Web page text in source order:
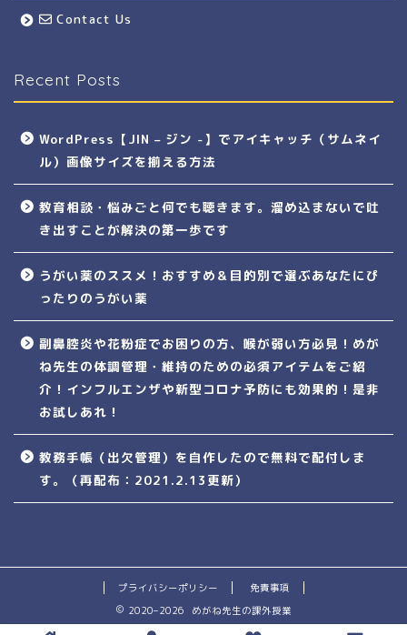
Contact Us
Recent Posts
WordPress【JIN – ジン -】でアイキャッチ（サムネイ
ル）画像サイズを揃える方法
教育相談・悩みごと何でも聴きます。溜め込まないで吐
き出すことが解決の第一歩です
うがい薬のススメ！おすすめ＆目的別で選ぶあなたにぴ
ったりのうがい薬
副鼻腔炎や花粉症でお困りの方、喉が弱い方必見！めが
ね先生の体調管理・維持のための必須アイテムをご紹
介！インフルエンザや新型コロナ予防にも効果的！是非
お試しあれ！
教務手帳（出欠管理）を自作したので無料で配付しま
す。（再配布：2021.2.13更新）
プライバシーポリシー
免責事項
2020–2026 めがね先生の課外授業